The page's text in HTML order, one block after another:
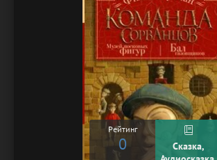
Рейтинг
0
Сказка,